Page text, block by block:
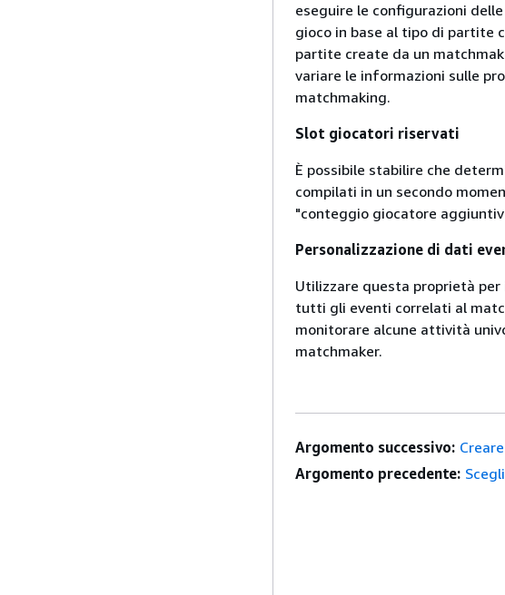
eseguire le configurazioni
gioco in base al tipo di partite
partite create da un
variare le informazioni sulle
matchmaking.
Slot giocatori riservati
È possibile stabilire che
compilati in un secondo
"conteggio giocatore
Personalizzazione di dati
Utilizzare questa proprietà
tutti gli eventi correlati al
monitorare alcune attività
matchmaker.
Argomento successivo:
Argomento precedente: